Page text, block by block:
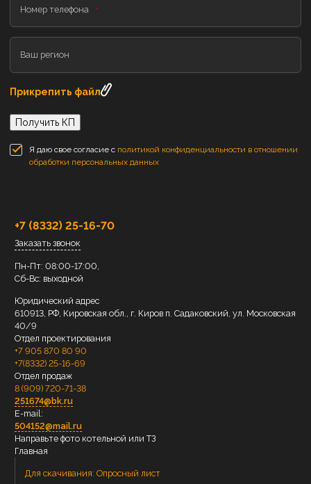
Номер телефона
Ваш регион
Прикрепить файл
Получить КП
Я даю свое согласие с политикой конфиденциальности в отношении
обработки персональных данных
+7 (8332) 25-16-70
Заказать звонок
Пн-Пт: 08:00-17:00,
Сб-Вс: выходной
Юридический адрес
610913, РФ, Кировская обл., г. Киров п. Садаковский, ул. Московская
40/9
Отдел проектирования
+7 905 870 80 90
+7(8332) 25-16-69
Отдел продаж
8 (909) 720-71-38
251674@bk.ru
E-mail:
504152@mail.ru
Направьте фото котельной или ТЗ
Главная
Для скачивания: Опросный лист